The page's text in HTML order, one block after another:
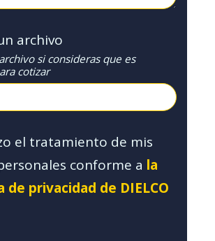
archivo
si consideras que es
cotizar
el tratamiento de mis
conforme a la
de privacidad de DIELCO